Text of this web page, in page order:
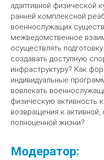
адаптивной физической
ранней комплексной
военнослужащих
межведомственное
осуществлять
создавать доступную
инфраструктуру? Как
индивидуальные
вовлекать
физическую активность
возвращения к активной,
полноценной жизни?
Модератор: